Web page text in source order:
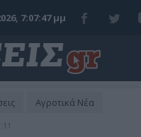
7:07:48 μμ
Αγροτικά Νέα